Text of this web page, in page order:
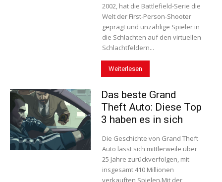
2002, hat die Battlefield-Serie die
Welt der First-Person-Shooter
geprägt und unzählige Spieler in
die Schlachten auf den virtuellen
Schlachtfeldern...
Weiterlesen
Das beste Grand
Theft Auto: Diese Top
3 haben es in sich
Die Geschichte von Grand Theft
Auto lässt sich mittlerweile über
25 Jahre zurückverfolgen, mit
insgesamt 410 Millionen
verkauften Spielen.Mit der